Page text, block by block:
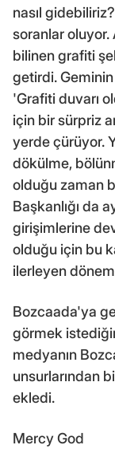
nasıl
soranlar oluyor.
bilinen grafiti
getirdi. Geminin
'Grafiti duvarı
için bir sürpriz
yerde çürüyor.
dökülme,
olduğu zaman
Başkanlığı da
girişimlerine
olduğu için bu
ilerleyen
Bozcaada'ya
görmek
medyanın
unsurlarından
ekledi.
Mercy God